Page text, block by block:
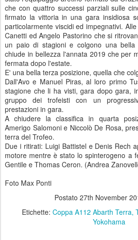
che con quattro successi parziali sulle
firmato la vittoria in una gara insidiosa
particolarmente viscidi ed impegnativi.
Canetti ed Angelo Pastorino che si
un paio di stagioni e colgono una bella
chiude in bellezza l'annata 2019 che per
fermata dopo l'estate.
E' una bella terza posizione, quella che
Dall'Avo e Manuel Piras, al loro primo
stagione che li ha visti, gara dopo gara,
gruppo dei trofeisti con un
prestazioni in gara.
A chiudere la classifica in quarta
Amerigo Salomoni e Niccolò De Rosa,
terra del Trofeo.
Due i ritirati: Luigi Battistel e Denis Rech
motore mentre è stato lo spinterogeno a
Gentile e Thomas Ceron. (Andrea
Foto Max Ponti
Postato 27th November
Etichette: Coppa A112 Abarth Terra
Yokohama